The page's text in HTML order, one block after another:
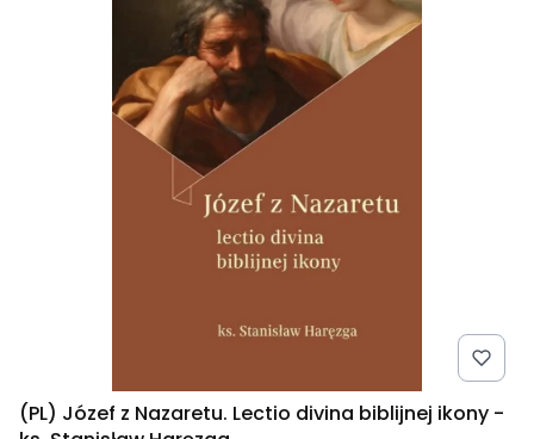
(PL) Józef z Nazaretu. Lectio divina biblijnej ikony -